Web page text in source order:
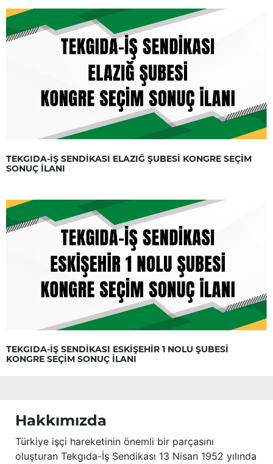
TEKGIDA-İŞ SENDİKASI ELAZIĞ ŞUBESİ KONGRE SEÇİM
SONUÇ İLANI
TEKGIDA-İŞ SENDİKASI ESKİŞEHİR 1 NOLU ŞUBESİ
KONGRE SEÇİM SONUÇ İLANI
Hakkımızda
Türkiye işçi hareketinin önemli bir parçasını
oluşturan Tekgıda-İş Sendikası 13 Nisan 1952 yılında